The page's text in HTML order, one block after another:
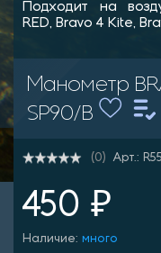
Подходит на
RED, Bravo 4 Kite,
Манометр
SP90/B
(0) Арт.:
450 ₽
Наличие: много